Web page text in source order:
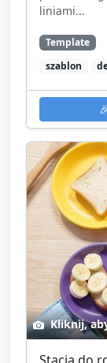
liniami...
Template
szablon
Kliknij,